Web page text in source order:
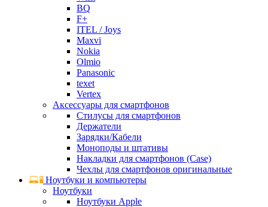
BQ
F+
ITEL / Joys
Maxvi
Nokia
Olmio
Panasonic
texet
Vertex
Аксессуары для смартфонов
Стилусы для смартфонов
Держатели
Зарядки/Кабели
Моноподы и штативы
Накладки для смартфонов (Case)
Чехлы для смартфонов оригинальные
Ноутбуки и компьютеры
Ноутбуки
Ноутбуки Apple